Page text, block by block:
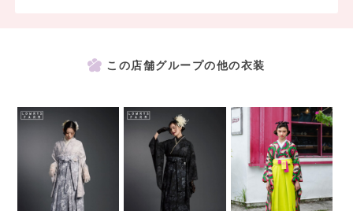
この店舗グループの他の衣装